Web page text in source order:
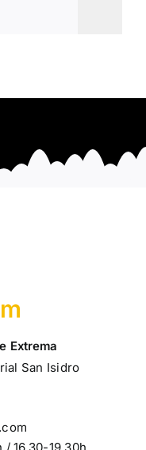
San Isidro